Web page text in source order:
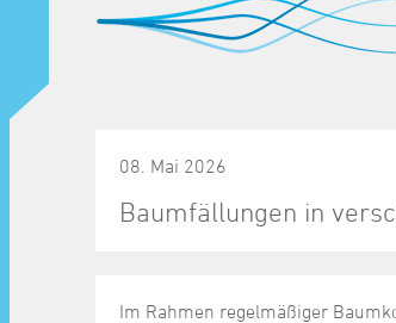
08. Mai 2026
Baumfällungen in
Im Rahmen regelmäßiger